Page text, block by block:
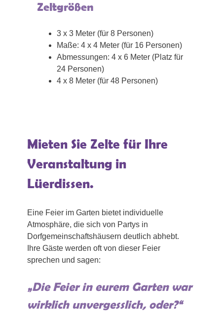
Zeltgrößen
3 x 3 Meter (für 8 Personen)
Maße: 4 x 4 Meter (für 16 Personen)
Abmessungen: 4 x 6 Meter (Platz für
24 Personen)
4 x 8 Meter (für 48 Personen)
Mieten Sie Zelte für Ihre
Veranstaltung in
Lüerdissen.
Eine Feier im Garten bietet individuelle
Atmosphäre, die sich von Partys in
Dorfgemeinschaftshäusern deutlich abhebt.
Ihre Gäste werden oft von dieser Feier
sprechen und sagen:
„Die Feier in eurem Garten war
wirklich unvergesslich, oder?“